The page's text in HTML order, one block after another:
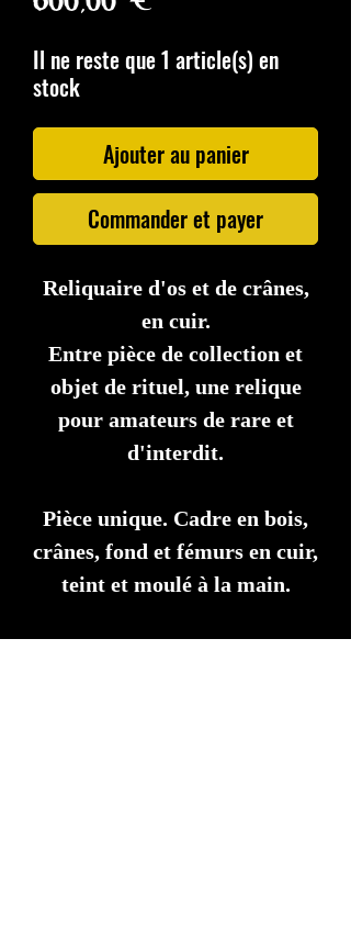
Il ne reste que 1 article(s) en
stock
Ajouter au panier
Commander et payer
Reliquaire d'os et de crânes,
en cuir.
Entre pièce de collection et
objet de rituel, une relique
pour amateurs de rare et
d'interdit.
Pièce unique. Cadre en bois,
crânes, fond et fémurs en cuir,
teint et moulé à la main.